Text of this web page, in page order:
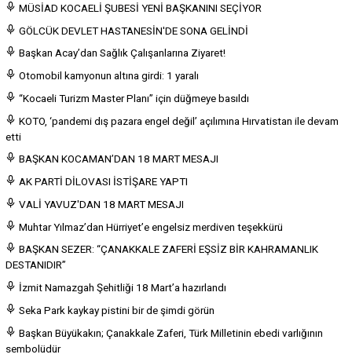
MÜSİAD KOCAELİ ŞUBESİ YENİ BAŞKANINI SEÇİYOR
GÖLCÜK DEVLET HASTANESİN'DE SONA GELİNDİ
Başkan Acay’dan Sağlık Çalışanlarına Ziyaret!
Otomobil kamyonun altına girdi: 1 yaralı
“Kocaeli Turizm Master Planı” için düğmeye basıldı
KOTO, ‘pandemi dış pazara engel değil’ açılımına Hırvatistan ile devam
etti
BAŞKAN KOCAMAN’DAN 18 MART MESAJI
AK PARTİ DİLOVASI İSTİŞARE YAPTI
VALİ YAVUZ'DAN 18 MART MESAJI
Muhtar Yılmaz’dan Hürriyet’e engelsiz merdiven teşekkürü
BAŞKAN SEZER: “ÇANAKKALE ZAFERİ EŞSİZ BİR KAHRAMANLIK
DESTANIDIR”
İzmit Namazgah Şehitliği 18 Mart’a hazırlandı
Seka Park kaykay pistini bir de şimdi görün
Başkan Büyükakın; Çanakkale Zaferi, Türk Milletinin ebedi varlığının
sembolüdür